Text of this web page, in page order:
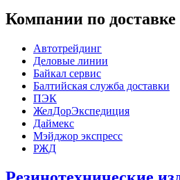
Компании по доставке
Автотрейдинг
Деловые линии
Байкал сервис
Балтийская служба доставки
ПЭК
ЖелДорЭкспедиция
Даймекс
Мэйджор экспресс
РЖД